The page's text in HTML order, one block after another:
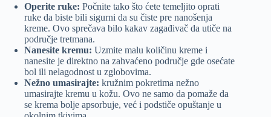
Operite ruke: Počnite tako što ćete temeljito oprati
ruke da biste bili sigurni da su čiste pre nanošenja
kreme. Ovo sprečava bilo kakav zagađivač da utiče na
područje tretmana.
Nanesite kremu: Uzmite malu količinu kreme i
nanesite je direktno na zahvaćeno područje gde osećate
bol ili nelagodnost u zglobovima.
Nežno umasirajte: kružnim pokretima nežno
umasirajte kremu u kožu. Ovo ne samo da pomaže da
se krema bolje apsorbuje, već i podstiče opuštanje u